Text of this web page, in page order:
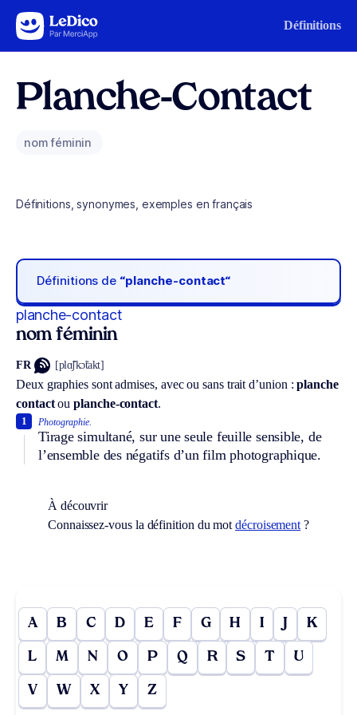
Aller au contenu Définitions
Planche-Contact
nom féminin
Définitions, synonymes, exemples en français
Définitions de “planche-contact“
planche-contact
nom féminin
FR [plɑ̃ʃkɔ̃takt]
Deux graphies sont admises, avec ou sans trait d’union :planche
contactouplanche-contact.
Photographie.
Tirage simultané, sur une seule feuille sensible, de
l’ensemble des négatifs d’un film photographique.
1
À découvrir
Connaissez-vous la définition du motdécroisement ?
A B C D E F G H I J K
L M N O P Q R S T U
V W X Y Z